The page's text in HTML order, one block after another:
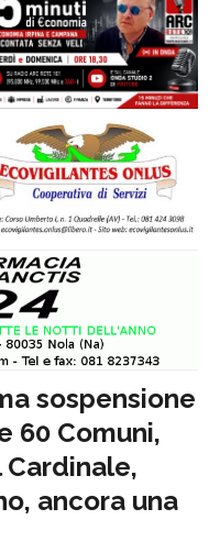
sospensione
60 Comuni,
ancora una